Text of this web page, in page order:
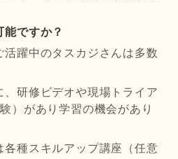
能ですか？
活躍中のタスカジさんは多数
、研修ビデオや現場トライア
）があり学習の機会があり
各種スキルアップ講座（任意